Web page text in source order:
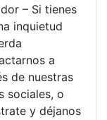
– Si tienes
inquietud
a
de nuestras
sociales, o
y déjanos